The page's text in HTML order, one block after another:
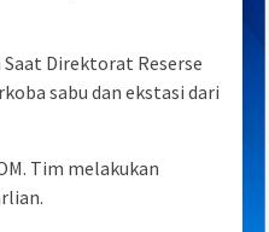
Direktorat Reserse
sabu dan ekstasi dari
Tim melakukan